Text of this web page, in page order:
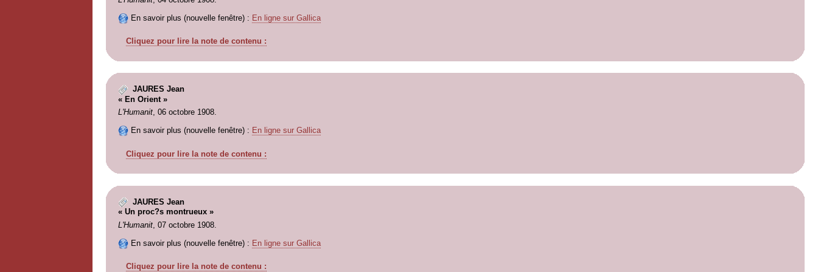
En savoir plus (nouvelle fenêtre) : En ligne sur Gallica
Cliquez pour lire la note de contenu :
JAURES Jean
« En Orient »
L'Humanit, 06 octobre 1908.
En savoir plus (nouvelle fenêtre) : En ligne sur Gallica
Cliquez pour lire la note de contenu :
JAURES Jean
« Un proc?s montrueux »
L'Humanit, 07 octobre 1908.
En savoir plus (nouvelle fenêtre) : En ligne sur Gallica
Cliquez pour lire la note de contenu :